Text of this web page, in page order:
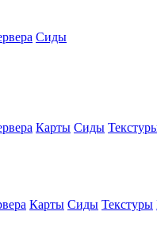
Сиды
Карты Сиды
Карты Сиды Текстуры